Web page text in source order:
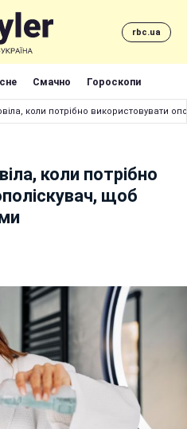
rbc.ua
Смачно Гороскопи
коли потрібно використовувати
коли потрібно
щоб